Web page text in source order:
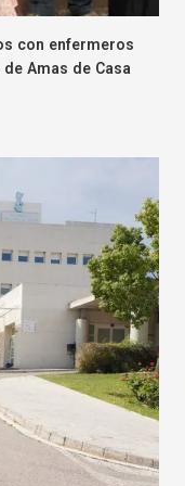
con enfermeros
Amas de Casa